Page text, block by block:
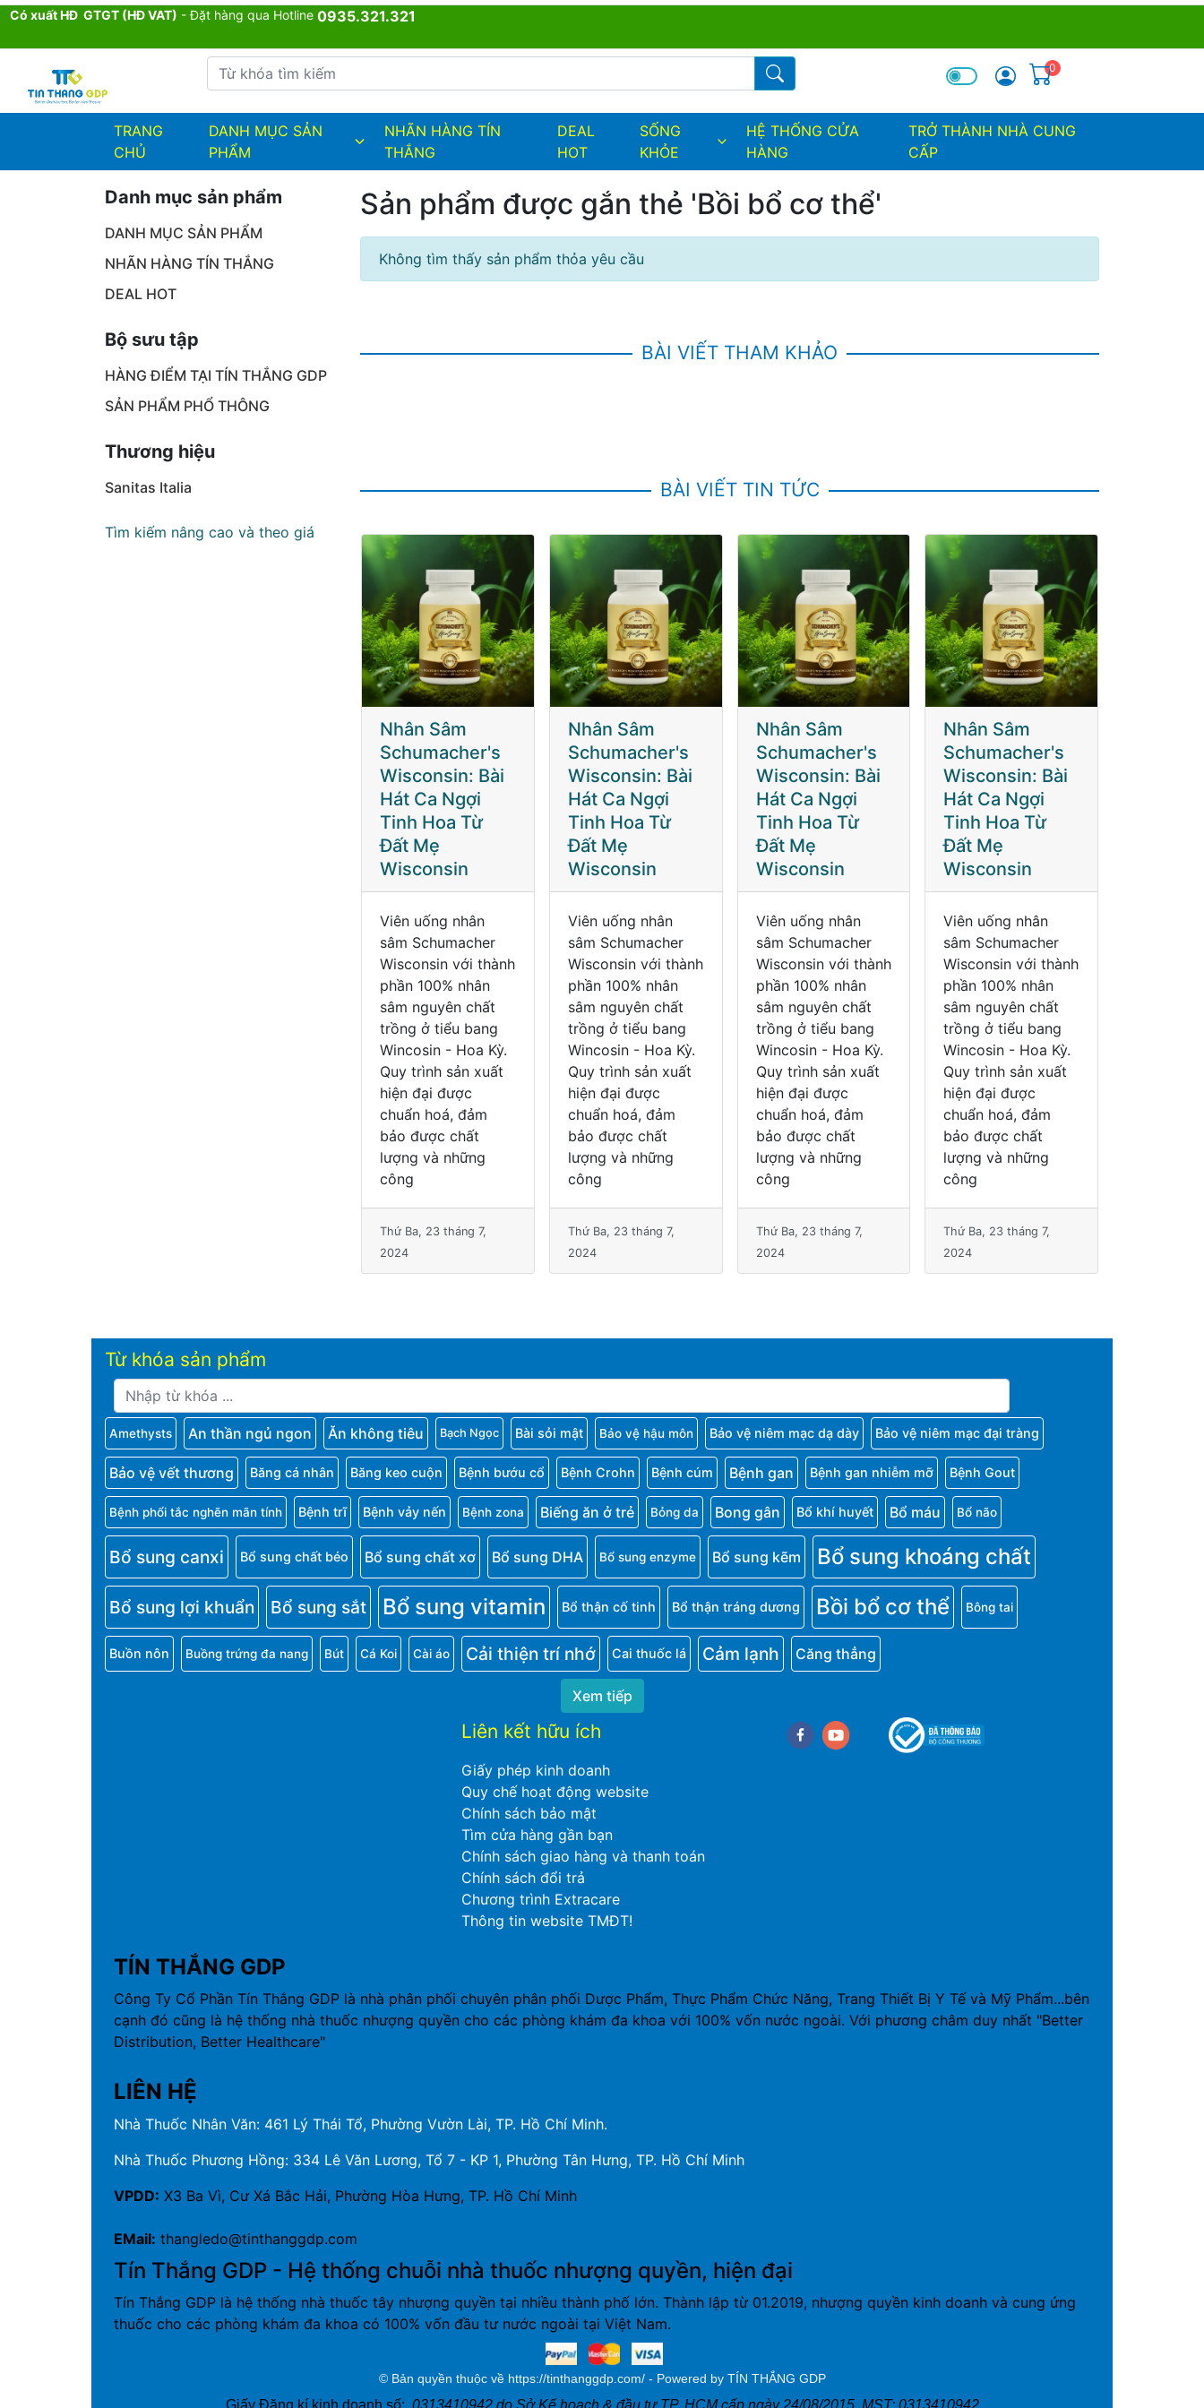
Có xuất HĐ GTGT (HĐ VAT) - Đặt hàng qua Hotline 0935.321.321
admin.configuration.shipping.providers.fields.logo
Từ khóa tìm kiếm
Từ khóa tìm kiếm
0
TRANG
CHỦ
DANH MỤC SẢN
PHẨM
NHÃN HÀNG TÍN
THẮNG
DEAL
HOT
SỐNG
KHỎE
HỆ THỐNG CỬA
HÀNG
TRỞ THÀNH NHÀ CUNG
CẤP
Sản phẩm được gắn thẻ 'Bồi bổ cơ thể'
Không tìm thấy sản phẩm thỏa yêu cầu
BÀI VIẾT THAM KHẢO
BÀI VIẾT TIN TỨC
Nhân Sâm
Schumacher's
Wisconsin: Bài
Hát Ca Ngợi
Tinh Hoa Từ
Đất Mẹ
Wisconsin
Viên uống nhân
sâm Schumacher
Wisconsin với thành
phần 100% nhân
sâm nguyên chất
trồng ở tiểu bang
Wincosin - Hoa Kỳ.
Quy trình sản xuất
hiện đại được
chuẩn hoá, đảm
bảo được chất
lượng và những
công
Thứ Ba, 23 tháng 7,
2024
Nhân Sâm
Schumacher's
Wisconsin: Bài
Hát Ca Ngợi
Tinh Hoa Từ
Đất Mẹ
Wisconsin
Viên uống nhân
sâm Schumacher
Wisconsin với thành
phần 100% nhân
sâm nguyên chất
trồng ở tiểu bang
Wincosin - Hoa Kỳ.
Quy trình sản xuất
hiện đại được
chuẩn hoá, đảm
bảo được chất
lượng và những
công
Thứ Ba, 23 tháng 7,
2024
Nhân Sâm
Schumacher's
Wisconsin: Bài
Hát Ca Ngợi
Tinh Hoa Từ
Đất Mẹ
Wisconsin
Viên uống nhân
sâm Schumacher
Wisconsin với thành
phần 100% nhân
sâm nguyên chất
trồng ở tiểu bang
Wincosin - Hoa Kỳ.
Quy trình sản xuất
hiện đại được
chuẩn hoá, đảm
bảo được chất
lượng và những
công
Thứ Ba, 23 tháng 7,
2024
Nhân Sâm
Schumacher's
Wisconsin: Bài
Hát Ca Ngợi
Tinh Hoa Từ
Đất Mẹ
Wisconsin
Viên uống nhân
sâm Schumacher
Wisconsin với thành
phần 100% nhân
sâm nguyên chất
trồng ở tiểu bang
Wincosin - Hoa Kỳ.
Quy trình sản xuất
hiện đại được
chuẩn hoá, đảm
bảo được chất
lượng và những
công
Thứ Ba, 23 tháng 7,
2024
Danh mục sản phẩm
DANH MỤC SẢN PHẨM
NHÃN HÀNG TÍN THẮNG
DEAL HOT
Bộ sưu tập
HÀNG ĐIỂM TẠI TÍN THẮNG GDP
SẢN PHẨM PHỔ THÔNG
Thương hiệu
Sanitas Italia
Tìm kiếm nâng cao và theo giá
Từ khóa sản phẩm
Amethysts An thần ngủ ngon Ăn không tiêu Bạch Ngọc Bài sỏi mật Bảo vệ hậu môn Bảo vệ niêm mạc dạ dày Bảo vệ niêm mạc đại tràng
Bảo vệ vết thương Băng cá nhân Băng keo cuộn Bệnh bướu cổ Bệnh Crohn Bệnh cúm Bệnh gan Bệnh gan nhiễm mỡ Bệnh Gout
Bệnh phổi tắc nghẽn mãn tính Bệnh trĩ Bệnh vảy nến Bệnh zona Biếng ăn ở trẻ Bỏng da Bong gân Bổ khí huyết Bổ máu Bổ não
Bổ sung canxi Bổ sung chất béo Bổ sung chất xơ Bổ sung DHA Bổ sung enzyme Bổ sung kẽm Bổ sung khoáng chất
Bổ sung lợi khuẩn Bổ sung sắt Bổ sung vitamin Bổ thận cố tinh Bổ thận tráng dương Bồi bổ cơ thể Bông tai
Buồn nôn Buồng trứng đa nang Bút Cá Koi Cài áo Cải thiện trí nhớ Cai thuốc lá Cảm lạnh Căng thẳng
Xem tiếp
Liên kết hữu ích
Giấy phép kinh doanh
Quy chế hoạt động website
Chính sách bảo mật
Tìm cửa hàng gần bạn
Chính sách giao hàng và thanh toán
Chính sách đổi trả
Chương trình Extracare
Thông tin website TMĐT!
Facebookyoutube
TÍN THẮNG GDP
Công Ty Cổ Phần Tín Thắng GDP là nhà phân phối chuyên phân phối Dược Phẩm, Thực Phẩm Chức Năng, Trang Thiết Bị Y Tế và Mỹ Phẩm...bên
cạnh đó cũng là hệ thống nhà thuốc nhượng quyền cho các phòng khám đa khoa với 100% vốn nước ngoài. Với phương châm duy nhất "Better
Distribution, Better Healthcare"
LIÊN HỆ
Nhà Thuốc Nhân Văn: 461 Lý Thái Tổ, Phường Vườn Lài, TP. Hồ Chí Minh.
Nhà Thuốc Phương Hồng: 334 Lê Văn Lương, Tổ 7 - KP 1, Phường Tân Hưng, TP. Hồ Chí Minh
VPDD: X3 Ba Vì, Cư Xá Bắc Hải, Phường Hòa Hưng, TP. Hồ Chí Minh
EMail: thangledo@tinthanggdp.com
Tín Thắng GDP - Hệ thống chuỗi nhà thuốc nhượng quyền, hiện đại
Tín Thắng GDP là hệ thống nhà thuốc tây nhượng quyền tại nhiều thành phố lớn. Thành lập từ 01.2019, nhượng quyền kinh doanh và cung ứng
thuốc cho các phòng khám đa khoa có 100% vốn đầu tư nước ngoài tại Việt Nam.
© Bản quyền thuộc về https://tinthanggdp.com/ - Powered by TÍN THẮNG GDP
Giấy Đăng kí kinh doanh số: 0313410942 do Sở Kế hoạch & đầu tư TP. HCM cấp ngày 24/08/2015. MST: 0313410942